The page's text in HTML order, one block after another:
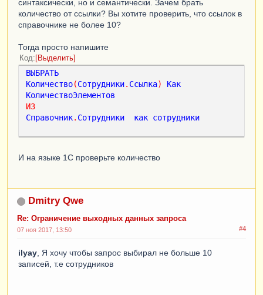
синтаксически, но и семантически. Зачем брать
количество от ссылки? Вы хотите проверить, что ссылок в
справочнике не более 10?
Тогда просто напишите
Код Выделить
ВЫБРАТЬ
Количество(Сотрудники. Ссылка)
Как
КоличествоЭлементов
ИЗ
Справочник. Сотрудники как сотрудники
И на языке 1С проверьте количество
Dmitry Qwe
Re: Ограничение выходных данных запроса
#4
07 ноя 2017, 13:50
ilyay, Я хочу чтобы запрос выбирал не больше 10
записей, т.е сотрудников